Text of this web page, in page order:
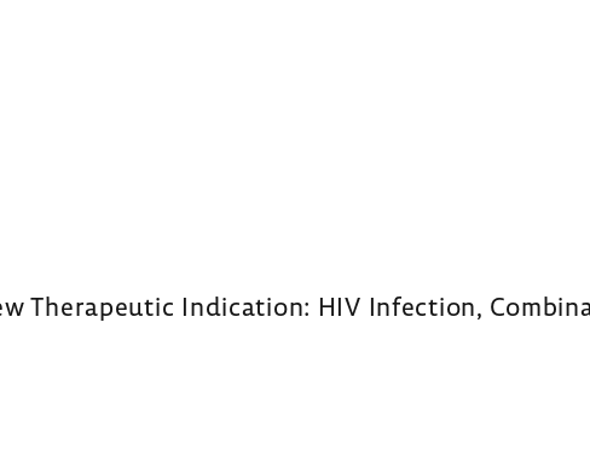
Therapeutic Indication: HIV Infection,